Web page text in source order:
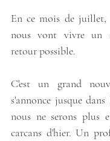
En ce mois de juillet,
nous vont vivre un
retour possible.
C'est un grand
s'annonce jusque
nous ne serons plus
carcans d'hier. Un